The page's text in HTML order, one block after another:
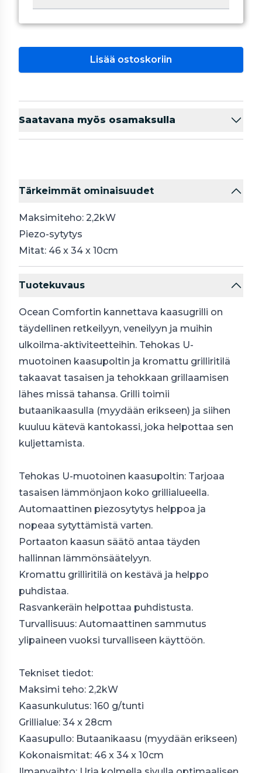
Lisää ostoskoriin
Saatavana myös osamaksulla
Tärkeimmät ominaisuudet
Maksimiteho: 2,2kW
Piezo-sytytys
Mitat: 46 x 34 x 10cm
Tuotekuvaus
Ocean Comfortin kannettava kaasugrilli on
täydellinen retkeilyyn, veneilyyn ja muihin
ulkoilma-aktiviteetteihin. Tehokas U-
muotoinen kaasupoltin ja kromattu grilliritilä
takaavat tasaisen ja tehokkaan grillaamisen
lähes missä tahansa. Grilli toimii
butaanikaasulla (myydään erikseen) ja siihen
kuuluu kätevä kantokassi, joka helpottaa sen
kuljettamista.
Tehokas U-muotoinen kaasupoltin: Tarjoaa
tasaisen lämmönjaon koko grillialueella.
Automaattinen piezosytytys helppoa ja
nopeaa sytyttämistä varten.
Portaaton kaasun säätö antaa täyden
hallinnan lämmönsäätelyyn.
Kromattu grilliritilä on kestävä ja helppo
puhdistaa.
Rasvankeräin helpottaa puhdistusta.
Turvallisuus: Automaattinen sammutus
ylipaineen vuoksi turvalliseen käyttöön.
Tekniset tiedot:
Maksimi teho: 2,2kW
Kaasunkulutus: 160 g/tunti
Grillialue: 34 x 28cm
Kaasupullo: Butaanikaasu (myydään erikseen)
Kokonaismitat: 46 x 34 x 10cm